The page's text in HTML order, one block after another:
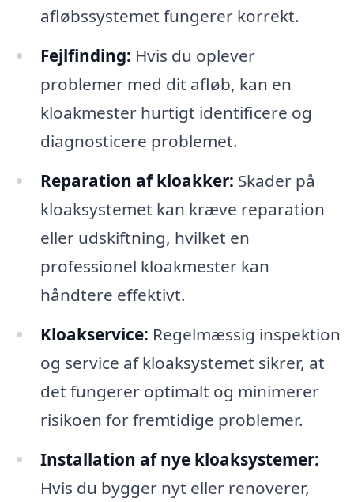
afløbssystemet fungerer korrekt.
Fejlfinding: Hvis du oplever
problemer med dit afløb, kan en
kloakmester hurtigt identificere og
diagnosticere problemet.
Reparation af kloakker: Skader på
kloaksystemet kan kræve reparation
eller udskiftning, hvilket en
professionel kloakmester kan
håndtere effektivt.
Kloakservice: Regelmæssig inspektion
og service af kloaksystemet sikrer, at
det fungerer optimalt og minimerer
risikoen for fremtidige problemer.
Installation af nye kloaksystemer:
Hvis du bygger nyt eller renoverer,